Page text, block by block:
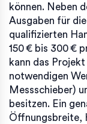
können. Neben
Ausgaben für die
qualifizierten
150 € bis 300 €
kann das
notwendigen
Messschieber)
besitzen. Ein
Öffnungsbreite,